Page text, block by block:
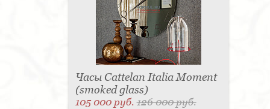
Часы Cattelan Italia Moment
(smoked glass)
105 000 руб.126 000 руб.